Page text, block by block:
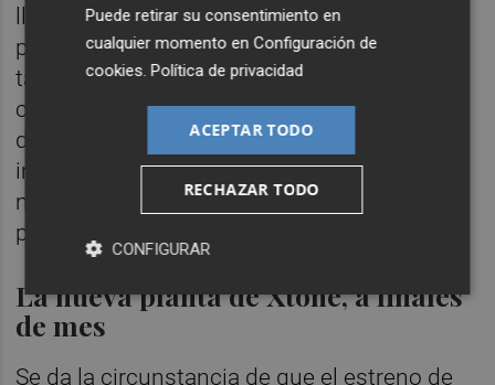
llega con el objetivo de abastecer a sus
promociones del programa Partners, pero
también a la promoción residencial y a la
construcción y reforma de hoteles, detallan
desde la compañía. Sin duda, una
importante fuente de ingresos en un
momento tan complicado como el actual
para el sector cerámico.
La nueva planta de Xtone, a finales
de mes
Se da la circunstancia de que el estreno de
Puede retirar su consentimiento en
cualquier momento enConfiguración de
cookies.Política de privacidad
ACEPTAR TODO
RECHAZAR TODO
CONFIGURAR